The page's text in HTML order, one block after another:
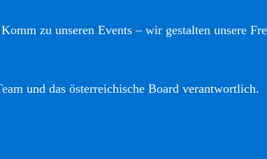
zu unseren Events – wir gestalten unsere
und das österreichische Board verantwortlich.